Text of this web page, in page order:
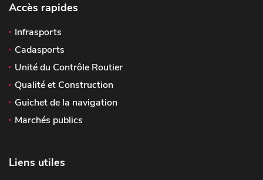
Accès rapides
Infrasports
Cadasports
Unité du Contrôle Routier
Qualité et Construction
Guichet de la navigation
Marchés publics
Liens utiles